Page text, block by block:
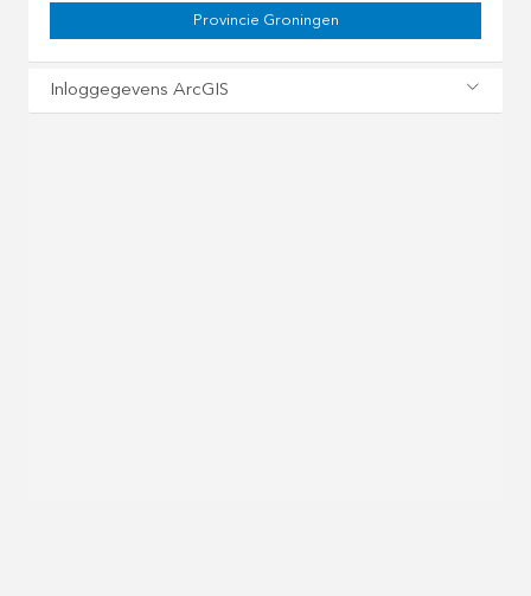
Provincie Groningen
Inloggegevens ArcGIS